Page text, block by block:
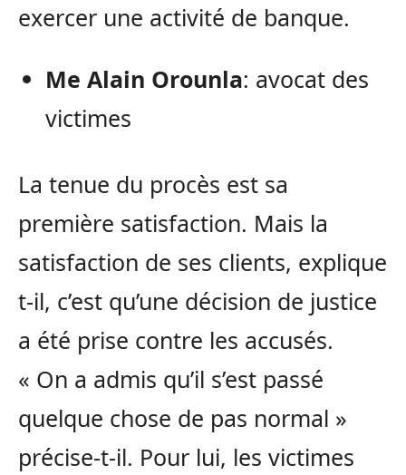
exercer une activité de banque.
Me Alain Orounla: avocat des
victimes
La tenue du procès est sa
première satisfaction. Mais la
satisfaction de ses clients, explique
t-il, c’est qu’une décision de justice
a été prise contre les accusés.
« On a admis qu’il s’est passé
quelque chose de pas normal »
précise-t-il. Pour lui, les victimes